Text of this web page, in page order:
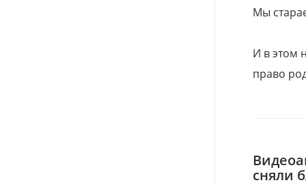
Мы
И в этом
право
сняли